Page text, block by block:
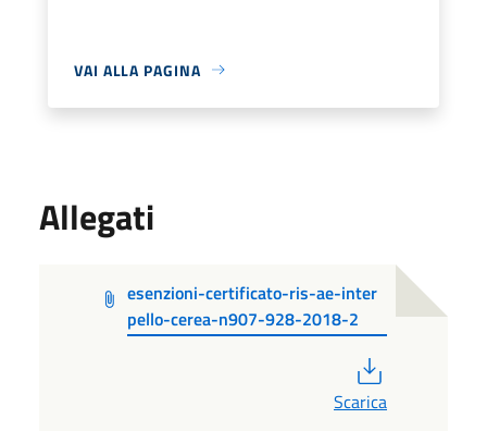
VAI ALLA PAGINA
Allegati
esenzioni-certificato-ris-ae-inter
pello-cerea-n907-928-2018-2
Scarica